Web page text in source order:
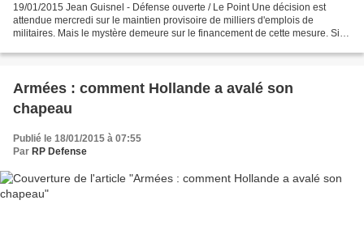
19/01/2015 Jean Guisnel - Défense ouverte / Le Point Une décision est
attendue mercredi sur le maintien provisoire de milliers d'emplois de
militaires. Mais le mystère demeure sur le financement de cette mesure. Si
Armées : comment Hollande a avalé son
chapeau
Publié le 18/01/2015 à 07:55
Par RP Defense